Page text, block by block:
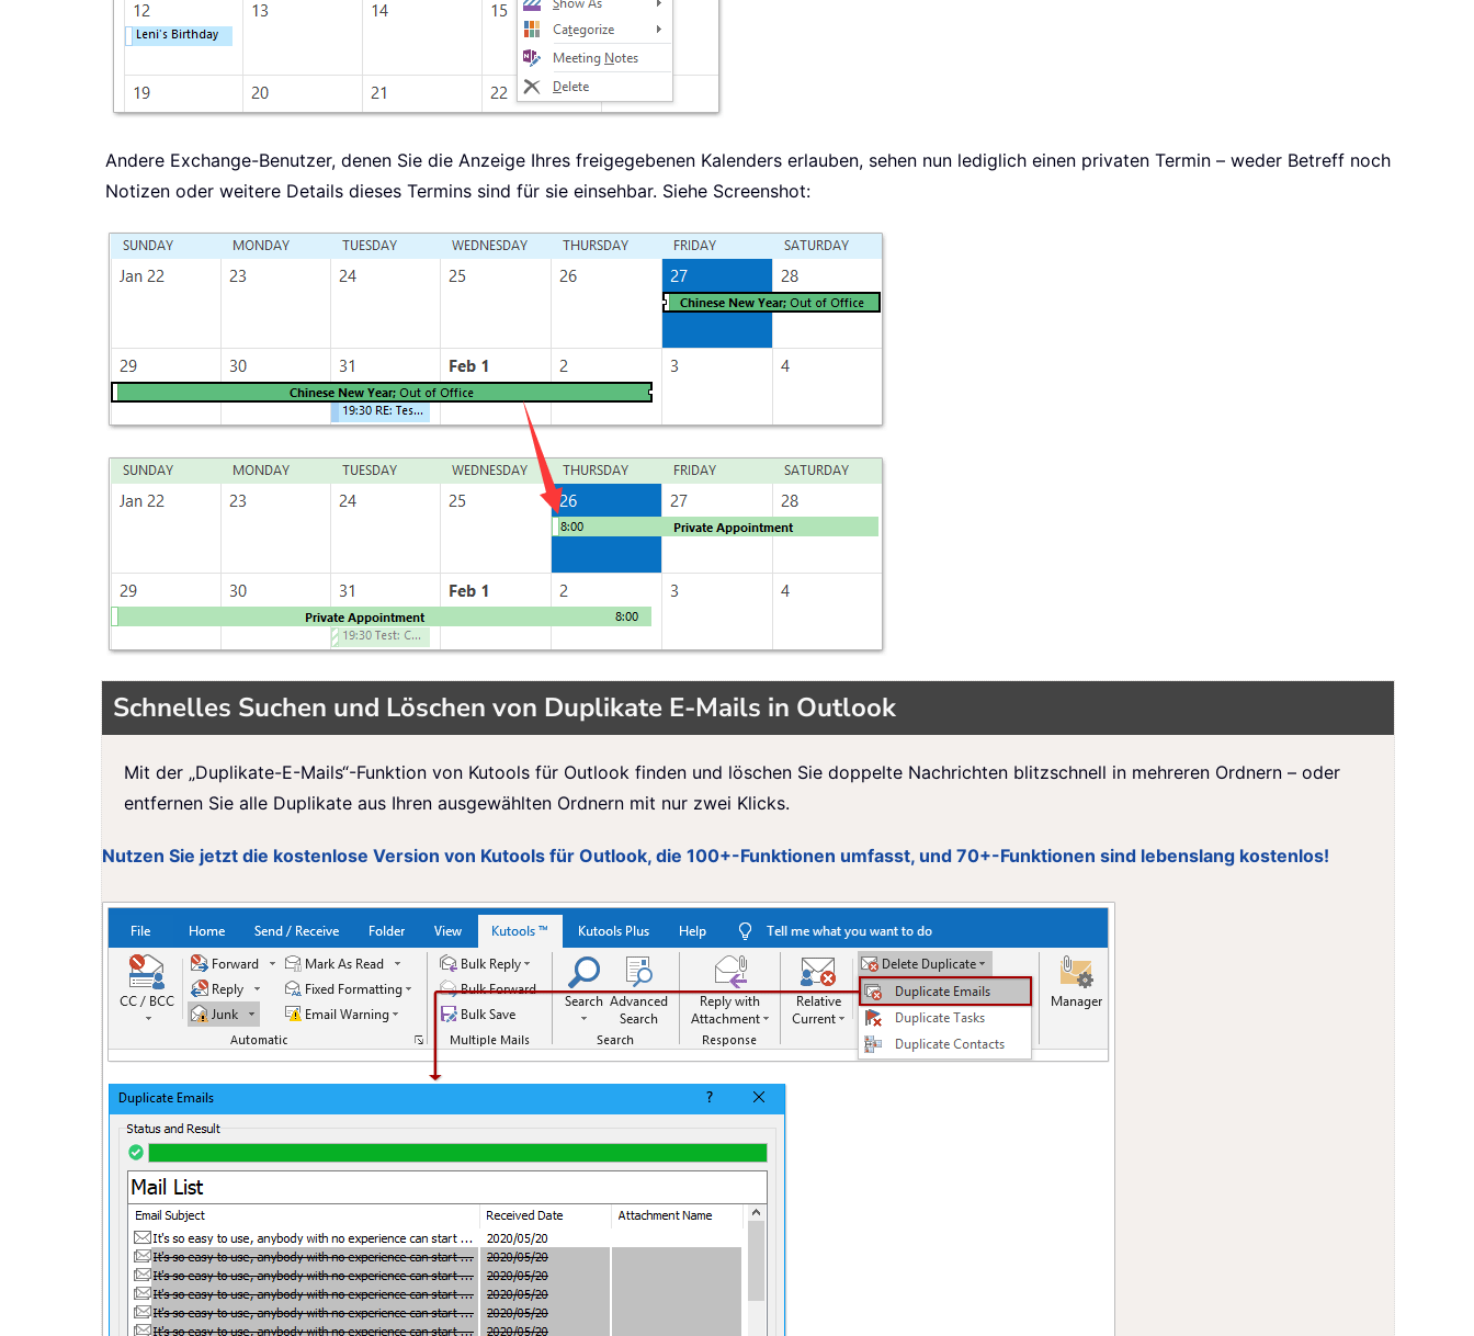
Andere Exchange-Benutzer, denen Sie die Anzeige Ihres freigegebenen Kalenders erlauben, sehen nun lediglich einen privaten Termin – weder Betreff noch
Notizen oder weitere Details dieses Termins sind für sie einsehbar. Siehe Screenshot:
Schnelles Suchen und Löschen von Duplikate E-Mails in Outlook
Mit der „Duplikate-E-Mails“-Funktion von Kutools für Outlook finden und löschen Sie doppelte Nachrichten blitzschnell in mehreren Ordnern – oder
entfernen Sie alle Duplikate aus Ihren ausgewählten Ordnern mit nur zwei Klicks.
Nutzen Sie jetzt die kostenlose Version von Kutools für Outlook, die 100+-Funktionen umfasst, und 70+-Funktionen sind lebenslang kostenlos!